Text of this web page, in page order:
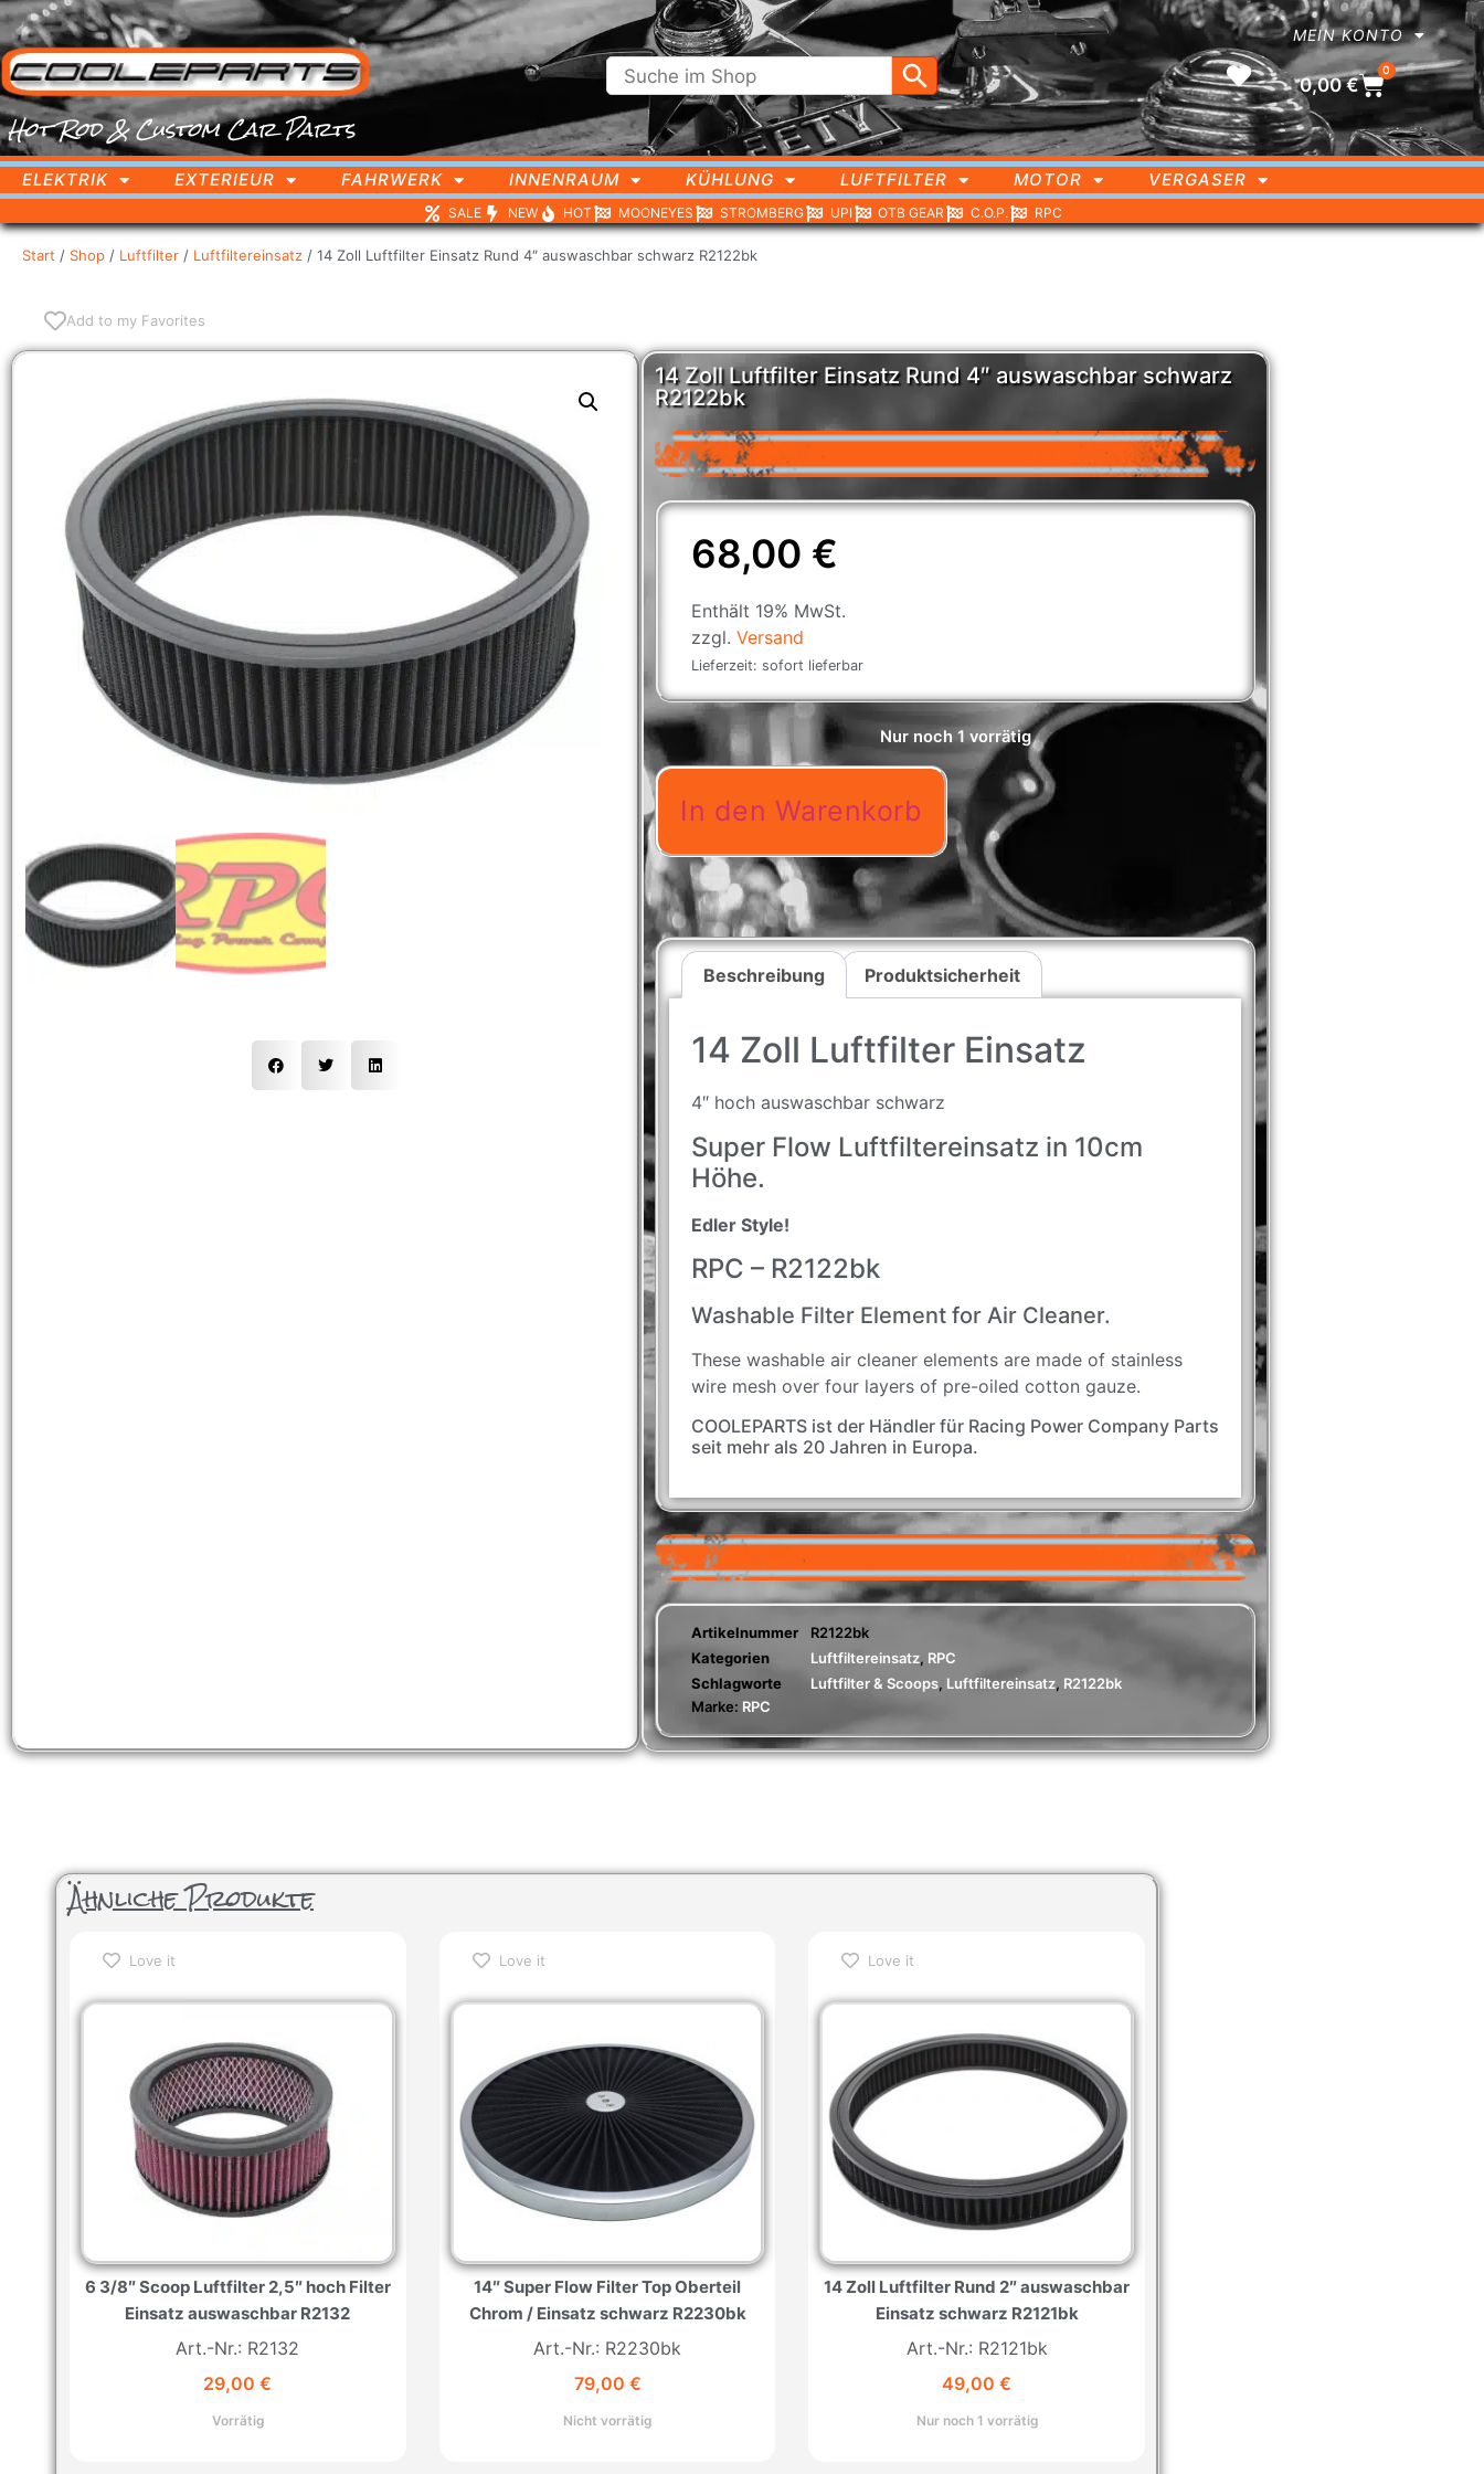
Hot Rod & Custom Car Parts
MEIN KONTO
0,00€
0
ELEKTRIK EXTERIEUR FAHRWERK INNENRAUM KÜHLUNG LUFTFILTER MOTOR VERGASER
SALE NEW HOT MOONEYES STROMBERG UPI OTB GEAR C.O.P. RPC
Start / Shop / Luftfilter / Luftfiltereinsatz / 14 Zoll Luftfilter Einsatz Rund 4″ auswaschbar schwarz R2122bk
Add to my Favorites
14 Zoll Luftfilter Einsatz Rund 4″ auswaschbar schwarz
R2122bk
68,00 €
Enthält 19% MwSt.
zzgl. Versand
Lieferzeit: sofort lieferbar
Nur noch 1 vorrätig
In den Warenkorb
Beschreibung Produktsicherheit
14 Zoll Luftfilter Einsatz
4″ hoch auswaschbar schwarz
Super Flow Luftfiltereinsatz in 10cm
Höhe.
Edler Style!
RPC – R2122bk
Washable Filter Element for Air Cleaner.
These washable air cleaner elements are made of stainless
wire mesh over four layers of pre-oiled cotton gauze.
COOLEPARTS ist der Händler für Racing Power Company Parts
seit mehr als 20 Jahren in Europa.
Artikelnummer
R2122bk
Kategorien
Luftfiltereinsatz, RPC
Schlagworte
Luftfilter & Scoops, Luftfiltereinsatz, R2122bk
Marke: RPC
Ähnliche Produkte
Love it
6 3/8″ Scoop Luftfilter 2,5″ hoch Filter
Einsatz auswaschbar R2132
Art.-Nr.: R2132
29,00€
Vorrätig
Love it
14″ Super Flow Filter Top Oberteil
Chrom / Einsatz schwarz R2230bk
Art.-Nr.: R2230bk
79,00 €
Nicht vorrätig
Love it
14 Zoll Luftfilter Rund 2″ auswaschbar
Einsatz schwarz R2121bk
Art.-Nr.: R2121bk
49,00€
Nur noch 1 vorrätig